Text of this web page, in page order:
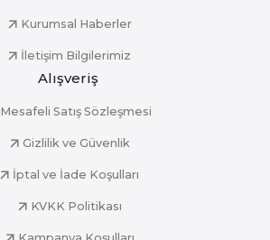
Kurumsal Haberler
İletişim Bilgilerimiz
Alışveriş
Mesafeli Satış Sözleşmesi
Gizlilik ve Güvenlik
İptal ve İade Koşulları
KVKK Politikası